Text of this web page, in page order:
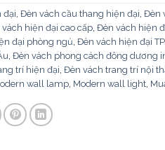
đại Đèn vách cầu thang hiện đại Đèn
hiện đại cao cấp Đèn vách hiện
đại phòng ngủ Đèn vách hiện đại
Đèn vách phong cách đông dương
trí hiện đại Đèn vách trang trí nội
wall lamp, Modern wall light,